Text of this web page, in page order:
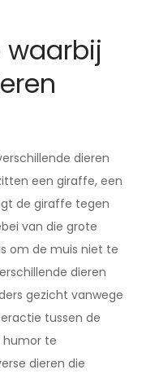
waarbij
dieren
een giraffe, een
de giraffe tegen
van die grote
om de muis niet te
dieren
gezicht vanwege
tussen de
humor te
dieren die